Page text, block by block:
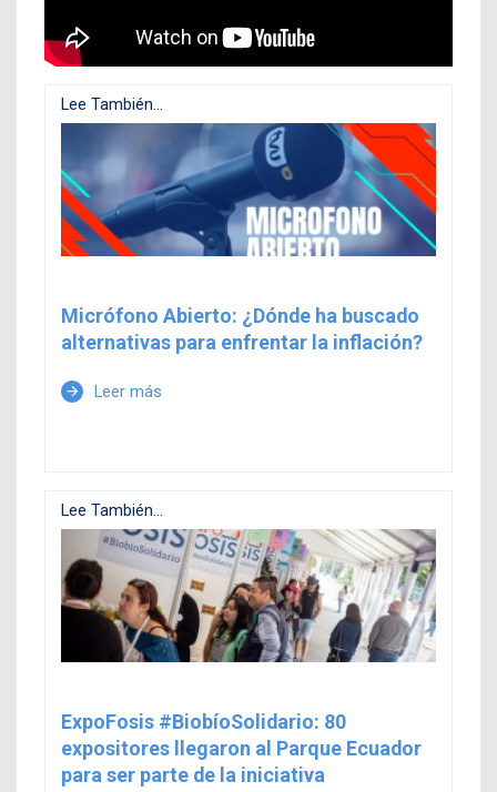
Lee También...
Micrófono Abierto: ¿Dónde ha buscado
alternativas para enfrentar la inflación?
arrow_forward Leer más
Lee También...
ExpoFosis #BiobíoSolidario: 80
expositores llegaron al Parque Ecuador
para ser parte de la iniciativa